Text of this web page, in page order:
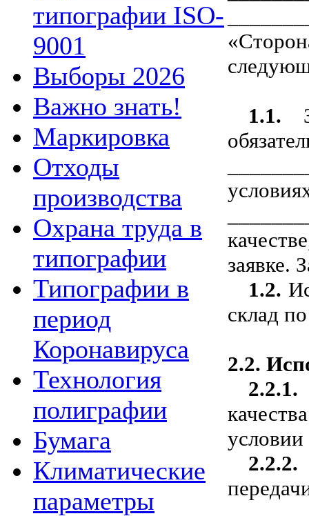
типографии ISO-
9001
Выборы 2026
Важно знать!
Маркировка
Отходы
производства
Охрана труда в
типографии
Типографии в
период
Коронавируса
Технология
полиграфии
Бумага
Климатические
параметры
1.1.
заявке.
1.2.
склад
2.2.
2.2.1.
условии
2.2.2.